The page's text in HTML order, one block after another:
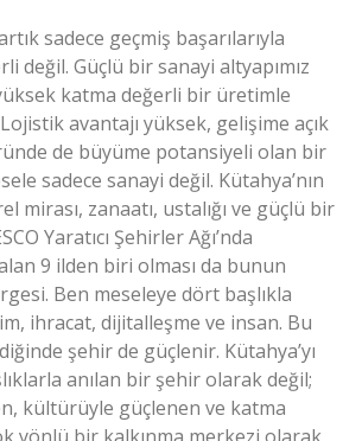
sadece geçmiş başarılarıyla
değil. Güçlü bir sanayi altyapımız
katma değerli bir üretimle
avantajı yüksek, gelişime açık
de büyüme potansiyeli olan bir
sadece sanayi değil. Kütahya’nın
mirası, zanaatı, ustalığı ve güçlü bir
Yaratıcı Şehirler Ağı’nda
9 ilden biri olması da bunun
Ben meseleye dört başlıkla
ihracat, dijitalleşme ve insan. Bu
şehir de güçlenir. Kütahya’yı
anılan bir şehir olarak değil;
kültürüyle güçlenen ve katma
yönlü bir kalkınma merkezi olarak